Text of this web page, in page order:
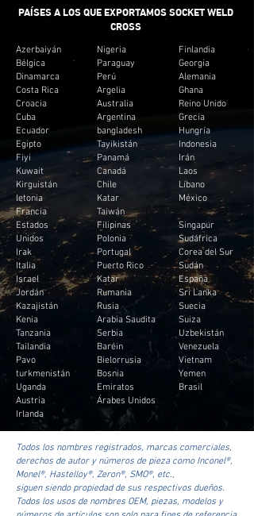
PAÍSES A LOS QUE EXPORTAMOS SOCKET WELD
CROSS
Azerbaiyán
Bélgica
Dinamarca
Costa Rica
Croacia
Cuba
Ecuador
Egipto
Fiyi
Kuwait
Kirguistán
letonia
Francia
Estados
Unidos
Irak
Italia
Israel
Jordán
Kazajistán
Kenia
Tanzania
Tailandia
Pavo
turkmenistán
Uganda
Austria
Irlanda
Nigeria
Paraguay
Perú
Argelia
Australia
Argentina
bangladesh
Tayikistán
Panamá
Canadá
Chile
Katar
Taiwán
Filipinas
Polonia
Portugal
Puerto Rico
Katar
Rumania
Rusia
Arabia Saudita
Serbia
Baréin
Bielorrusia
Bosnia
Emiratos
Árabes Unidos
Finlandia
Georgia
Alemania
Ghana
Reino Unido
Grecia
Hungría
Indonesia
Irán
Laos
Líbano
México
Singapur
Sudáfrica
Corea del Sur
Sudán
España
Sri Lanka
Suecia
Suiza
Uzbekistán
Venezuela
Vietnam
Yemen
Brasil
Todos los nombres registrados, marcas comerciales,
derechos de autor y números de pieza como Inconel®,
Monel®, Hastelloy®, Zeron®, SMO®, etc.,
siguen siendo propiedad de sus respectivos dueños.
Todos los usos de nombres OEM, piezas, modelos y
números de artículos son solo para fines de referencia